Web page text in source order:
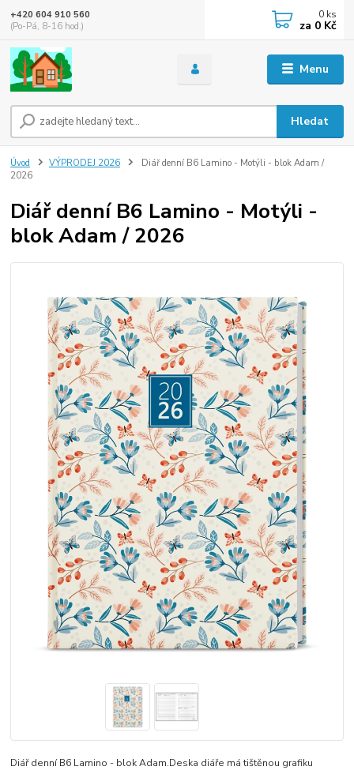
Menu
Hledat
+420 604 910 560
(Po-Pá, 8-16 hod.)
0 ks
za 0 Kč
Úvod VÝPRODEJ 2026
Diář denní B6 Lamino - Motýli - blok Adam /
2026
Diář denní B6 Lamino - Motýli -
blok Adam / 2026
Diář denní B6 Lamino - blok Adam.Deska diáře má tištěnou grafiku